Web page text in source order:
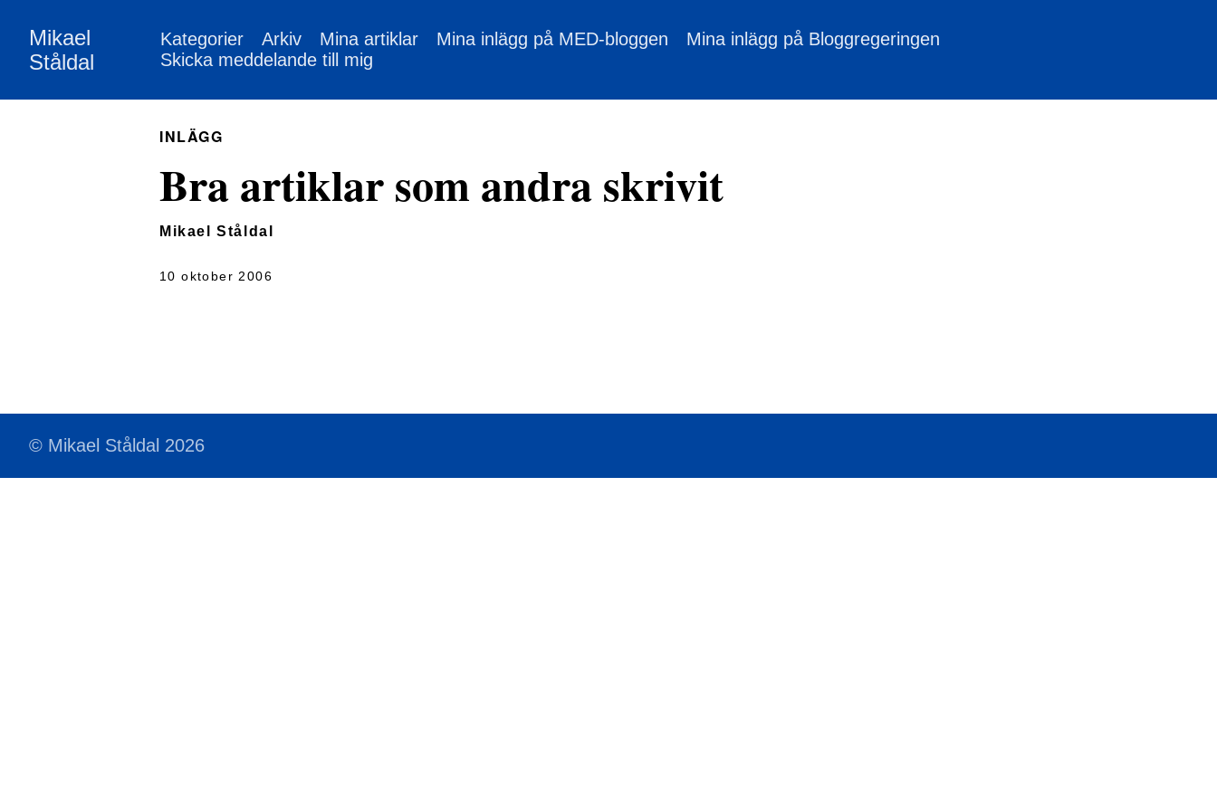
Mikael
Ståldal
Kategorier Arkiv Mina artiklar Mina inlägg på MED-bloggen
Mina inlägg på Bloggregeringen
Skicka meddelande till mig
INLÄGG
Bra artiklar som andra skrivit
Mikael Ståldal
10 oktober 2006
© Mikael Ståldal 2026